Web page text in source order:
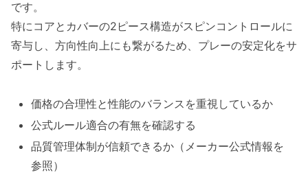
です。
特にコアとカバーの2ピース構造がスピンコントロールに
寄与し、方向性向上にも繋がるため、プレーの安定化をサ
ポートします。
価格の合理性と性能のバランスを重視しているか
公式ルール適合の有無を確認する
品質管理体制が信頼できるか（メーカー公式情報を
参照）